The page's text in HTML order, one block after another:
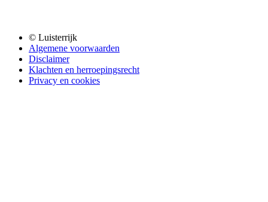
© Luisterrijk
Algemene voorwaarden
Disclaimer
Klachten en herroepingsrecht
Privacy en cookies